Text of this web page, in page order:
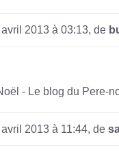
2013 à 03:13, de
- Le blog du Pere-
2013 à 11:44, de